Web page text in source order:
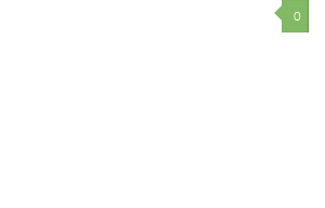
0